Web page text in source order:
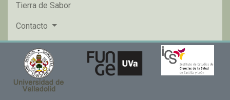
Tierra de Sabor
Contacto